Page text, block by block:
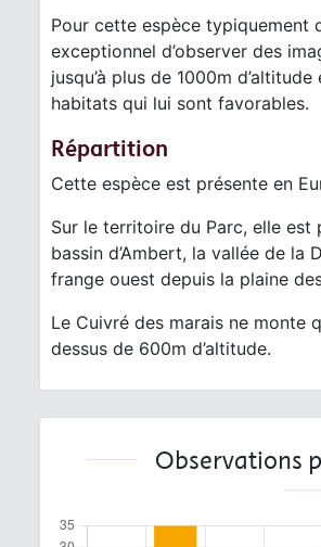
Pour cette espèce typiquement
exceptionnel d’observer des
jusqu’à plus de 1000m
habitats qui lui sont favorables.
Répartition
Cette espèce est présente en
Sur le territoire du Parc, elle
bassin d’Ambert, la vallée de la
frange ouest depuis la plaine
Le Cuivré des marais ne monte
dessus de 600m d’altitude.
Observations